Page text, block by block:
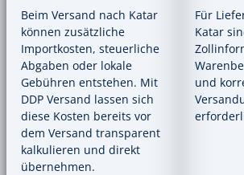
Beim Versand nach Katar
können zusätzliche
Importkosten, steuerliche
Abgaben oder lokale
Gebühren entstehen. Mit
DDP Versand lassen sich
diese Kosten bereits vor
dem Versand transparent
kalkulieren und direkt
übernehmen.
Für
Katar
und